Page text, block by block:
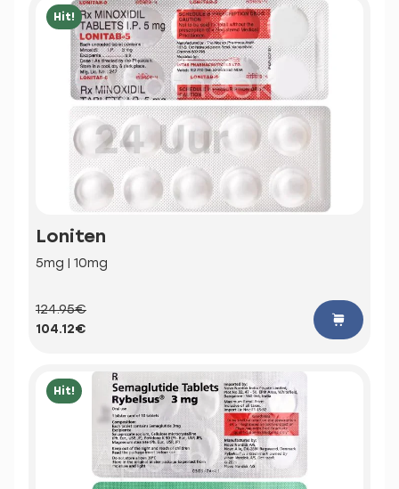
Hit!
Loniten
5mg | 10mg
124.95€
104.12€
Hit!